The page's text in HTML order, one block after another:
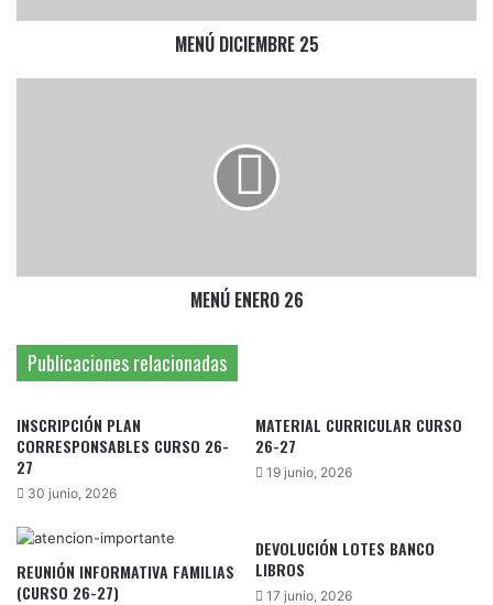
MENÚ DICIEMBRE 25
MENÚ ENERO 26
Publicaciones relacionadas
INSCRIPCIÓN PLAN
CORRESPONSABLES CURSO 26-
27
30 junio, 2026
MATERIAL CURRICULAR CURSO
26-27
19 junio, 2026
REUNIÓN INFORMATIVA FAMILIAS
(CURSO 26-27)
DEVOLUCIÓN LOTES BANCO
LIBROS
17 junio, 2026